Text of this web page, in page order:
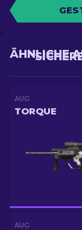
ÄHNLICHE
AUG
TORQUE
AUG